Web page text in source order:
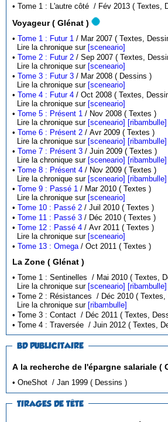
• Tome 1 : L'autre
Voyageur ( Glénat )
•Tome 1 : Futur 1
/ Mar 2007 ( Textes,
Lire la chronique sur [sceneario]
•Tome 2 : Futur 2
/ Sep 2007 ( Textes,
Lire la chronique sur [sceneario]
•Tome 3 : Futur 3
/ Mar 2008 ( Dessins )
Lire la chronique sur [sceneario]
•Tome 4 : Futur 4
/ Oct 2008 ( Textes,
Lire la chronique sur [sceneario]
•Tome 5 : Présent 1
/ Nov 2008 ( Textes )
Lire la chronique sur [sceneario] [ribambulle]
•Tome 6 : Présent 2
/ Avr 2009 ( Textes )
Lire la chronique sur [sceneario] [ribambulle]
•Tome 7 : Présent 3
/ Juin 2009 ( Textes )
Lire la chronique sur [sceneario] [ribambulle]
•Tome 8 : Présent 4
/ Nov 2009 ( Textes )
Lire la chronique sur [sceneario] [ribambulle]
•Tome 9 : Passé 1
/ Mar 2010 ( Textes )
Lire la chronique sur [sceneario]
•Tome 10 : Passé 2
/ Juil 2010 ( Textes )
•Tome 11 : Passé 3
/ Déc 2010 ( Textes )
•Tome 12 : Passé 4
/ Avr 2011 ( Textes )
Lire la chronique sur [sceneario]
•Tome 13 : Omega / Oct 2011 ( Textes )
La Zone ( Glénat )
• Tome 1 : Sentinelles /
Lire la chronique sur [sceneario] [ribambulle]
• Tome 2 :
Lire la chronique sur [ribambulle]
• Tome 3 : Contact / Déc 2011 (
• Tome 4 : Traversée
BD PUBLICITAIRE
A la recherche de l'épargne salariale (
• OneShot / Jan 1999 ( Dessins )
TIRAGES DE TÊTE